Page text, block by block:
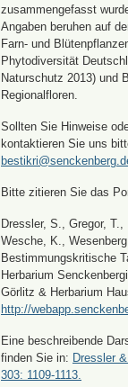
zusammengefasst
Angaben beruhen auf
Farn- und
Phytodiversität
Naturschutz 2013) und
Regionalfloren.
Sollten Sie Hinweise
kontaktieren Sie uns
Bitte zitieren Sie das
Dressler, S., Gregor,
Wesche, K.,
Bestimmungskritische
Herbarium
Görlitz & Herbarium
http://
Eine beschreibende
finden Sie in: Dressler
303: 1109-1113.